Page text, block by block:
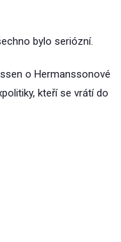
bylo seriózní.
o Hermanssonové
kteří se vrátí do